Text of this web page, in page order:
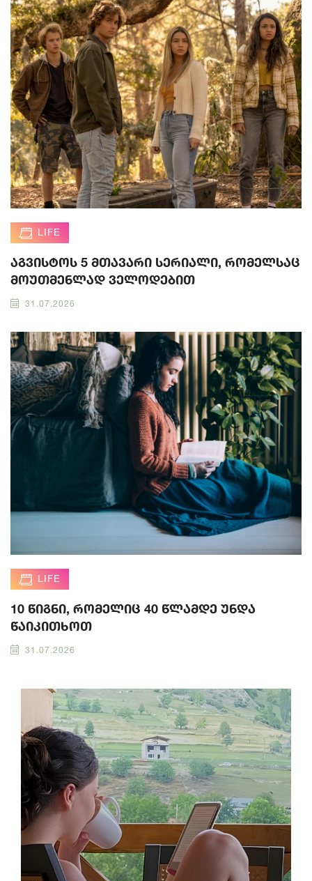
LIFE
აგვისტოს 5 მთავარი სერიალი, რომელსაც
მოუთმენლად ველოდებით
31.07.2026
LIFE
10 წიგნი, რომელიც 40 წლამდე უნდა
წაიკითხოთ
31.07.2026